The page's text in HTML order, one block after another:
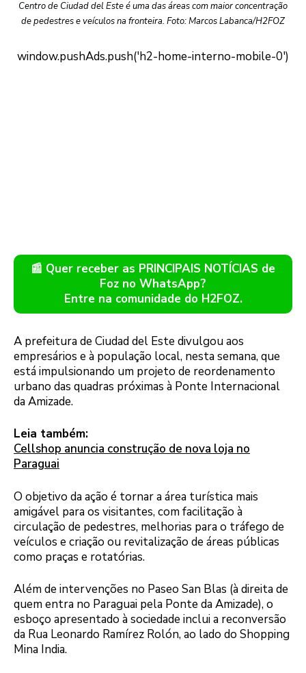
Centro de Ciudad del Este é uma das áreas com maior concentração
de pedestres e veículos na fronteira. Foto: Marcos Labanca/H2FOZ
📰 Quer receber as PRINCIPAIS NOTÍCIAS de
Foz no WhatsApp?
Entre na comunidade do H2FOZ.
A prefeitura de Ciudad del Este divulgou aos
empresários e à população local, nesta semana, que
está impulsionando um projeto de reordenamento
urbano das quadras próximas à Ponte Internacional
da Amizade.
Leia também:
Cellshop anuncia construção de nova loja no
Paraguai
O objetivo da ação é tornar a área turística mais
amigável para os visitantes, com facilitação à
circulação de pedestres, melhorias para o tráfego de
veículos e criação ou revitalização de áreas públicas
como praças e rotatórias.
Além de intervenções no Paseo San Blas (à direita de
quem entra no Paraguai pela Ponte da Amizade), o
esboço apresentado à sociedade inclui a reconversão
da Rua Leonardo Ramírez Rolón, ao lado do Shopping
Mina India.